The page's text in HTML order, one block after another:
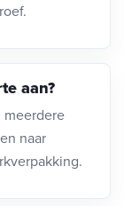
aan?
meerdere
naar